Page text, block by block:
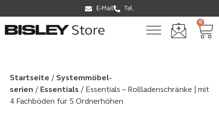
E-Mail Tel.
0
Startseite / Systemmöbel­
serien / Essentials / Essentials – Rollladenschränke | mit
4 Fachböden für 5 Ordnerhöhen